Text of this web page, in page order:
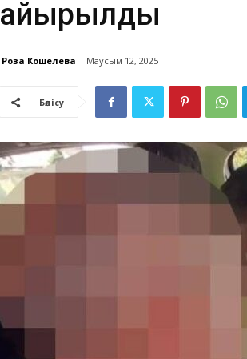
айырылды
Роза Кошелева Маусым 12, 2025
Бөлісу